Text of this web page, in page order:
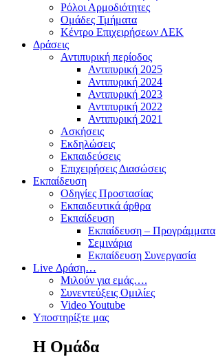
Ρόλοι Αρμοδιότητες
Ομάδες Τμήματα
Κέντρο Επιχειρήσεων ΛΕΚ
Δράσεις
Αντιπυρική περίοδος
Αντιπυρική 2025
Αντιπυρική 2024
Αντιπυρική 2023
Αντιπυρική 2022
Αντιπυρική 2021
Ασκήσεις
Εκδηλώσεις
Εκπαιδεύσεις
Επιχειρήσεις Διασώσεις
Εκπαίδευση
Οδηγίες Προστασίας
Εκπαιδευτικά άρθρα
Εκπαίδευση
Εκπαίδευση – Προγράμματα
Σεμινάρια
Εκπαίδευση Συνεργασία
Live Δράση…
Μιλούν για εμάς….
Συνεντεύξεις Ομιλίες
Video Youtube
Υποστηρίξτε μας
Η Ομάδα